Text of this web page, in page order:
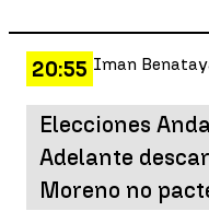
20:55 Iman
Elecciones
Adelante
Moreno no